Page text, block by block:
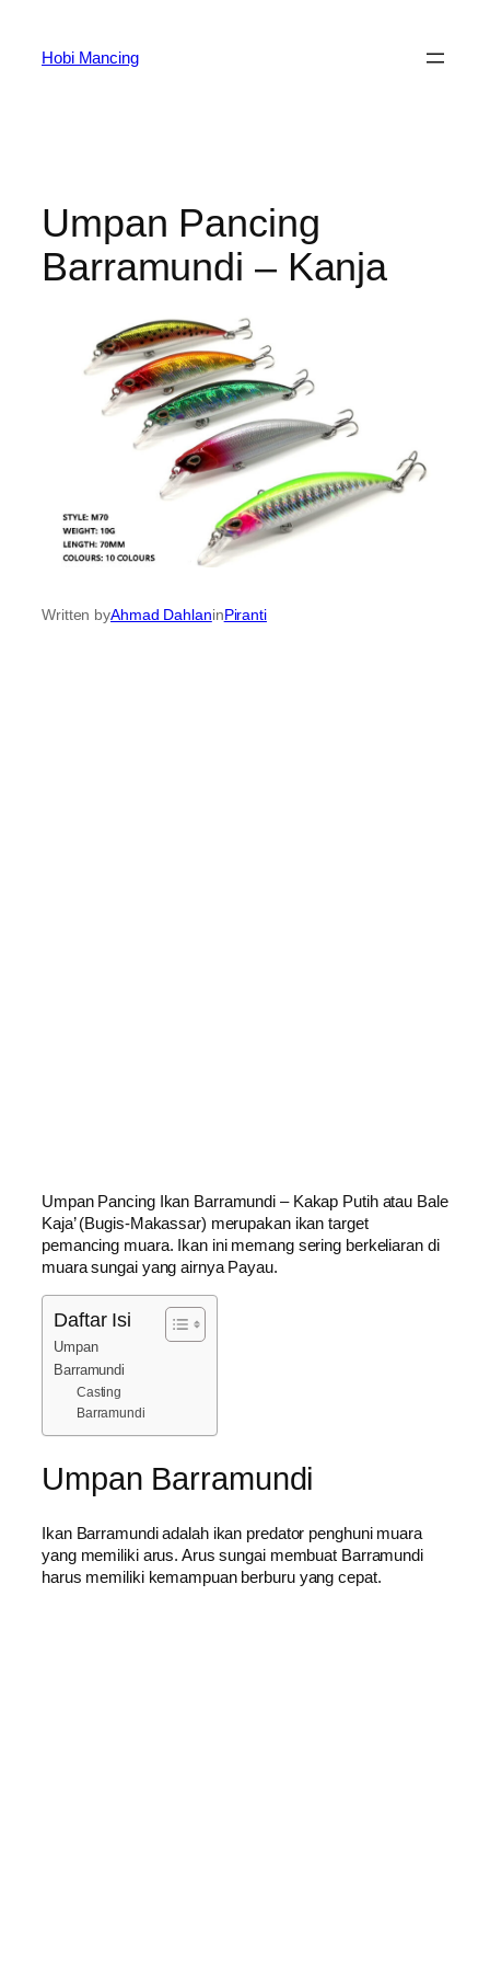
contentHobi Mancing
Umpan Pancing
Barramundi – Kanja
Written byAhmad DahlaninPiranti
Umpan Pancing Ikan Barramundi – Kakap Putih atau Bale
Kaja’ (Bugis-Makassar) merupakan ikan target
pemancing muara. Ikan ini memang sering berkeliaran di
muara sungai yang airnya Payau.
Daftar Isi
Umpan
Barramundi
Casting
Barramundi
Umpan Barramundi
Ikan Barramundi adalah ikan predator penghuni muara
yang memiliki arus. Arus sungai membuat Barramundi
harus memiliki kemampuan berburu yang cepat.